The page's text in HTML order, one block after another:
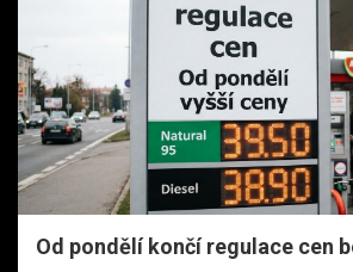
Od pondělí končí regulace cen